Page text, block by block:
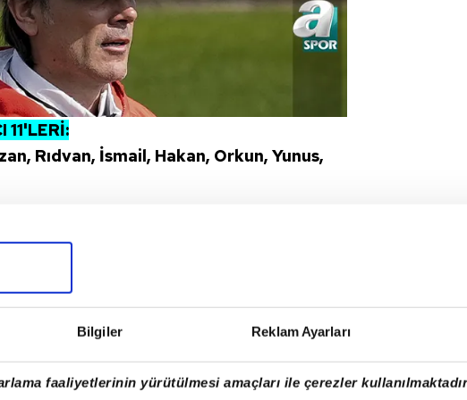
Bilgiler Reklam Ayarları
faaliyetlerinin yürütülmesi amaçları ile çerezler
11'LERİ:
Rıdvan, İsmail, Hakan, Orkun, Yunus,
BARDAKCI EKLENDİ
son olarak dün akşam
Cengiz Ünder
ardından yerlerineRıdvan Yılmaz
çağırılmıştı. Bu iki ismin ardından Abdülkerim
maçının kadrolarına dahil edildi.